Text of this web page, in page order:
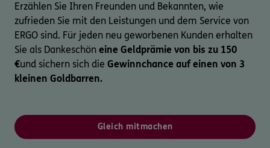
Erzählen Sie Ihren Freunden und Bekannten, wie
zufrieden Sie mit den Leistungen und dem Service von
ERGO sind. Für jeden neu geworbenen Kunden erhalten
Sie als Dankeschön eine Geldprämie von bis zu 150
€und sichern sich die Gewinnchance auf einen von 3
kleinen Goldbarren.
Gleich mitmachen